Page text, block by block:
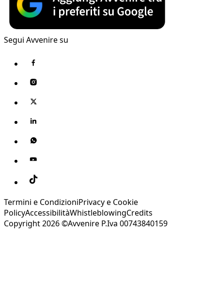
Segui Avvenire su
Termini e CondizioniPrivacy e Cookie
PolicyAccessibilitàWhistleblowingCredits
Copyright 2026 ©Avvenire P.Iva 00743840159